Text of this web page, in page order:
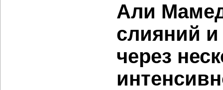
Али
слияний
через